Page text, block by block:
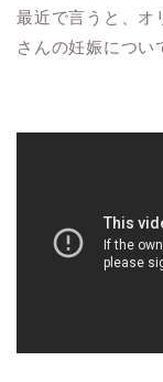
最近で言うと、オ
さんの妊娠につい